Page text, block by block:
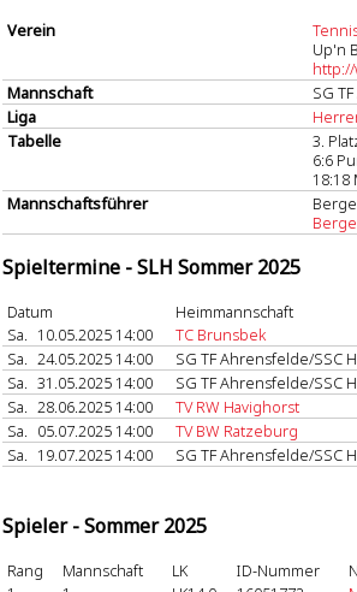
Verein
Up'n
Mannschaft
SG
Liga
Tabelle
3.
6:6
18:18
Mannschaftsführer
Spieltermine - SLH Sommer 2025
Datum Heimmannschaft
Sa. 10.05.2025 14:00 TC Brunsbek
Sa. 24.05.2025 14:00 SG TF Ahrensfelde/SSC
Sa. 31.05.2025 14:00 SG TF Ahrensfelde/SSC
Sa. 28.06.2025 14:00 TV RW Havighorst
Sa. 05.07.2025 14:00 TV BW Ratzeburg
Sa. 19.07.2025 14:00 SG TF Ahrensfelde/SSC
Spieler - Sommer 2025
Rang Mannschaft LK ID-Nummer